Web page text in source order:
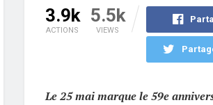
3.9k
ACTIONS
5.5k
VIEWS
Le 25 mai marque le 59e